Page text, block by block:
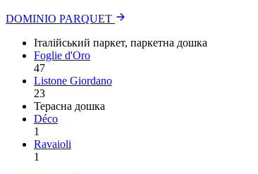
DOMINIO PARQUET
Італійський паркет, паркетна дошка
Foglie d'Oro
47
Listone Giordano
23
Терасна дошка
Déco
1
Ravaioli
1